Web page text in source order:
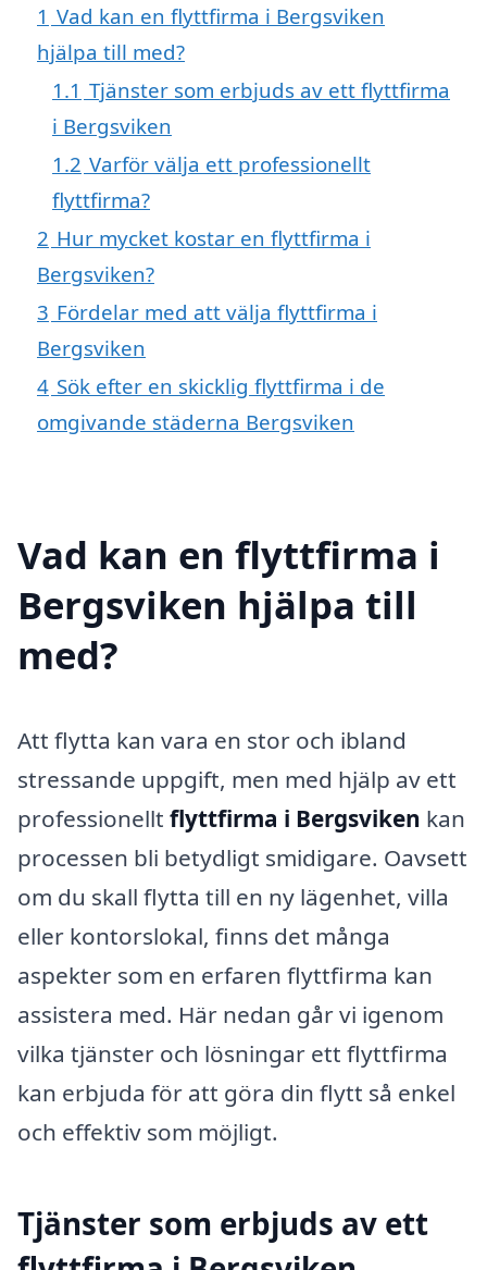
1 Vad kan en flyttfirma i Bergsviken
hjälpa till med?
1.1 Tjänster som erbjuds av ett flyttfirma
i Bergsviken
1.2 Varför välja ett professionellt
flyttfirma?
2 Hur mycket kostar en flyttfirma i
Bergsviken?
3 Fördelar med att välja flyttfirma i
Bergsviken
4 Sök efter en skicklig flyttfirma i de
omgivande städerna Bergsviken
Vad kan en flyttfirma i
Bergsviken hjälpa till
med?
Att flytta kan vara en stor och ibland
stressande uppgift, men med hjälp av ett
professionellt flyttfirma i Bergsviken kan
processen bli betydligt smidigare. Oavsett
om du skall flytta till en ny lägenhet, villa
eller kontorslokal, finns det många
aspekter som en erfaren flyttfirma kan
assistera med. Här nedan går vi igenom
vilka tjänster och lösningar ett flyttfirma
kan erbjuda för att göra din flytt så enkel
och effektiv som möjligt.
Tjänster som erbjuds av ett